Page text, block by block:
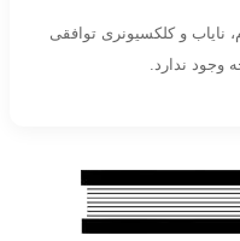
و کلکسیونری توافقی
وجود ندارد.